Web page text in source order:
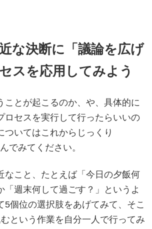
な決断に「議論を広げ
スを応用してみよう
ことが起こるのか、や、具体的に
ロセスを実行して行ったらいいの
ついてはこれからじっくり
でみてください。
なこと、たとえば「今日の夕飯何
「週末何して過ごす？」というよ
5個位の選択肢をあげてみて、そこ
という作業を自分一人で行ってみ